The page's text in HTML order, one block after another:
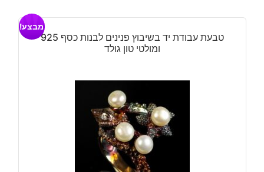
טבעת עבודת יד בשיבוץ פנינים לבנות כסף 925
ומולטי טון גולד
מבצע!